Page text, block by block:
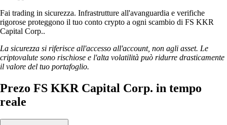
Fai trading in sicurezza. Infrastrutture all'avanguardia e verifiche
rigorose proteggono il tuo conto crypto a ogni scambio di FS KKR
Capital Corp..
La sicurezza si riferisce all'accesso all'account, non agli asset. Le
criptovalute sono rischiose e l'alta volatilità può ridurre drasticamente
il valore del tuo portafoglio.
Prezo FS KKR Capital Corp. in tempo
reale